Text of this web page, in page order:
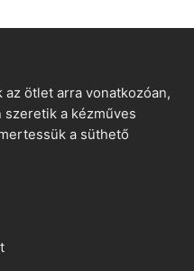
ötlet arra vonatkozóan,
szeretik a kézműves
a süthető